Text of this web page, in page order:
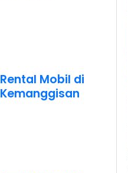
Rental Mobil di
Kemanggisan